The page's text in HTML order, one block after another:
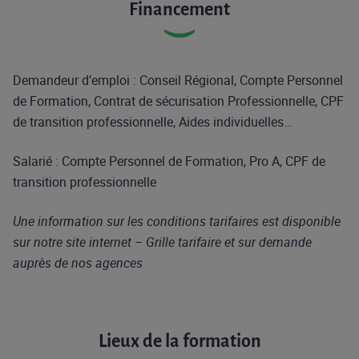
Financement
Demandeur d’emploi : Conseil Régional, Compte Personnel
de Formation, Contrat de sécurisation Professionnelle, CPF
de transition professionnelle, Aides individuelles…
Salarié : Compte Personnel de Formation, Pro A, CPF de
transition professionnelle
Une information sur les conditions tarifaires est disponible
sur notre site internet – Grille tarifaire et sur demande
auprès de nos agences
Lieux de la formation